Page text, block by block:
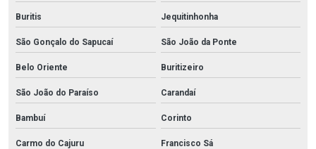
Buritis Jequitinhonha
São Gonçalo do Sapucaí São João da Ponte
Belo Oriente Buritizeiro
São João do Paraíso Carandaí
Bambuí Corinto
Carmo do Cajuru Francisco Sá